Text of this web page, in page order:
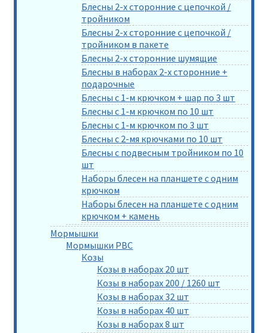
Блесны 2-х сторонние с цепочкой /
тройником
Блесны 2-х сторонние с цепочкой /
тройником в пакете
Блесны 2-х сторонние шумящие
Блесны в наборах 2-х сторонние +
подарочные
Блесны с 1-м крючком + шар по 3 шт
Блесны с 1-м крючком по 10 шт
Блесны с 1-м крючком по 3 шт
Блесны с 2-мя крючками по 10 шт
Блесны с подвесным тройником по 10
шт
Наборы блесен на планшете с одним
крючком
Наборы блесен на планшете с одним
крючком + камень
Мормышки
Мормышки РВС
Козы
Козы в наборах 20 шт
Козы в наборах 200 / 1260 шт
Козы в наборах 32 шт
Козы в наборах 40 шт
Козы в наборах 8 шт